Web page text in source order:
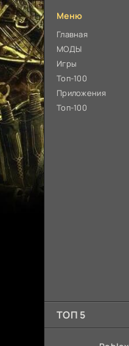
Меню
Главная
МОДЫ
Игры
Топ-100
Приложения
Топ-100
ТОП 5